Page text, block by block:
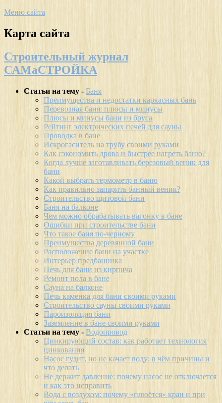
Меню сайта
Карта сайта
Строительный журнал
САМаСТРОЙКА
Статьи на тему - Баня
Преимущества и недостатки каркасных бань
Перевозная баня: плюсы и минусы
Плюсы и минусы бани из бруса
Рейтинг электрических печей для сауны
Проводка в бане
Искрогаситель на трубу своими руками
Как сэкономить дрова и быстрее нагреть баню?
Когда лучше заготавливать березовый веник для
бани
Какой выбрать термометр в баню
Как правильно запарить банный веник?
Строительство щитовой бани
Баня на балконе
Чем можно обрабатывать вагонку в бане
Ошибки при строительстве бани
Что такое баня по-черному
Преимущества деревянной бани
Расположение бани на участке
Интерьер предбанника
Печь для бани из кирпича
Ремонт пола в бане
Сауна на балконе
Печь каменка для бани своими руками
Строительство сауны своими руками
Пароизоляция бани
Заземление в бане своими руками
Статьи на тему - Водопровод
Цинкирующий состав: как работает технология
цинкования
Насос гудит, но не качает воду: в чём причины и
что делать
Не держит давление: почему насос не отключается
и как это исправить
Вода с воздухом: почему «плюётся» кран и при